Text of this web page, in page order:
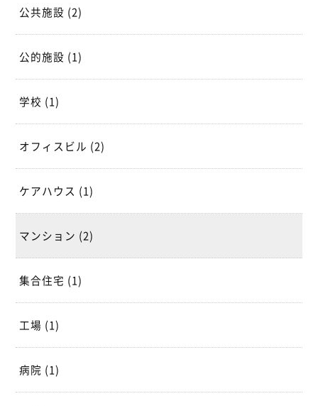
公共施設 (2)
公的施設 (1)
学校 (1)
オフィスビル (2)
ケアハウス (1)
マンション (2)
集合住宅 (1)
工場 (1)
病院 (1)